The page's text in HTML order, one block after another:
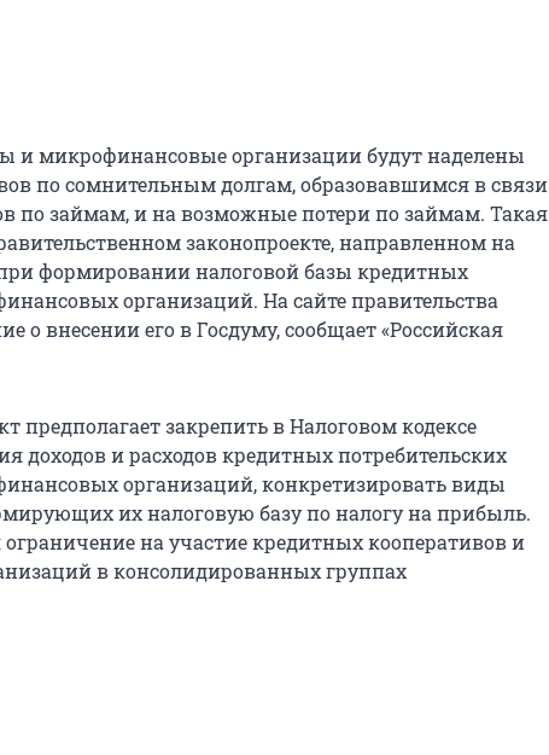
и микрофинансовые организации будут наделены
по сомнительным долгам, образовавшимся в связи
по займам, и на возможные потери по займам. Такая
законопроекте, направленном на
формировании налоговой базы кредитных
организаций. На сайте правительства
о внесении его в Госдуму, сообщает «Российская
предполагает закрепить в Налоговом кодексе
доходов и расходов кредитных потребительских
организаций, конкретизировать виды
их налоговую базу по налогу на прибыль.
ограничение на участие кредитных кооперативов и
в консолидированных группах